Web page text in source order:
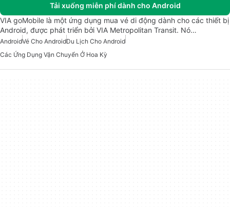
Tải xuống miễn phí dành cho Android
VIA goMobile là một ứng dụng mua vé di động dành cho các thiết bị
Android, được phát triển bởi VIA Metropolitan Transit. Nó…
AndroidVé Cho AndroidDu Lịch Cho Android
Các Ứng Dụng Vận Chuyển Ở Hoa Kỳ